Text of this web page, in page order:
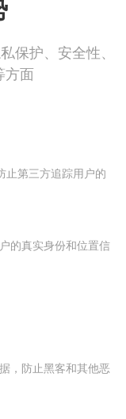
保护、安全性、
方面
止第三方追踪用户的
的真实身份和位置信
，防止黑客和其他恶